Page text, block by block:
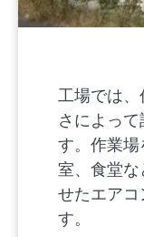
工場では
さによっ
す。作業
室、食堂
せたエアコ
す。